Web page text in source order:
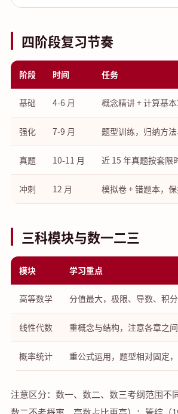
四阶段复习节奏
阶段 时间 任务
基础 4-6 月 概念精讲 + 计算基
强化 7-9 月 题型训练，归纳方
真题 10-11 月 近 15 年真题按套限
冲刺 12 月 模拟卷 + 错题本，
三科模块与数一二三
模块 学习重点
高等数学 分值最大，极限、导数、积
线性代数 重概念与结构，注意各章之
概率统计 重公式运用，题型相对固定
注意区分：数一、数二、数三考纲范围不